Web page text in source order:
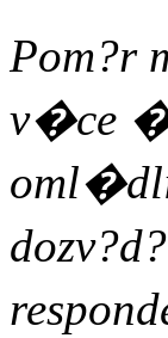
Pom?r
v�ce